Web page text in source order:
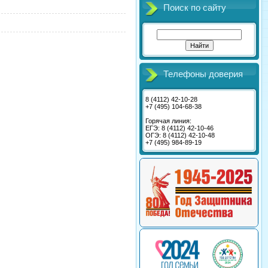
Поиск по сайту
Телефоны доверия
8 (4112) 42-10-28
+7 (495) 104-68-38
Горячая линия:
ЕГЭ: 8 (4112) 42-10-46
ОГЭ: 8 (4112) 42-10-48
+7 (495) 984-89-19